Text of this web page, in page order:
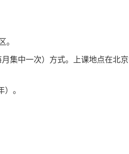
。
月集中一次）方式。上课地点在北
。